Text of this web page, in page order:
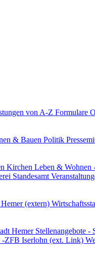
von A-Z Formulare
& Bauen Politik
Kirchen Leben & Wohnen
Standesamt
(extern)
Hemer Stellenangebote -
-ZFB Iserlohn (ext. Link)